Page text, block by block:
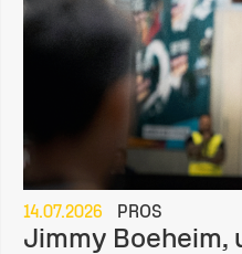
14.07.2026 PROS
Jimmy Boeheim,